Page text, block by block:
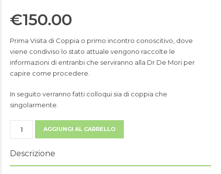
€150.00
Prima Visita di Coppia o primo incontro conoscitivo, dove
viene condiviso lo stato attuale vengono raccolte le
informazioni di entranbi che serviranno alla Dr De Mori per
capire come procedere.
In seguito verranno fatti colloqui sia di coppia che
singolarmente.
Coppia
quantità
AGGIUNGI AL CARRELLO
Descrizione